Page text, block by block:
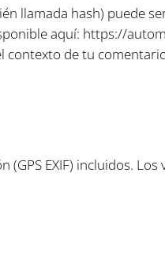
llamada hash) puede
aquí: https://
contexto de tu
EXIF) incluidos.